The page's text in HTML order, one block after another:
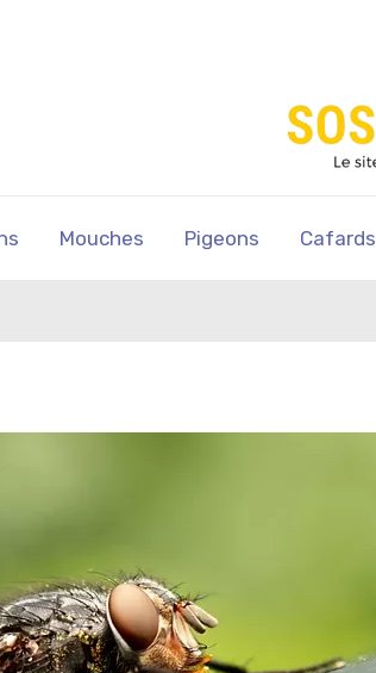
Mouches Pigeons Cafards